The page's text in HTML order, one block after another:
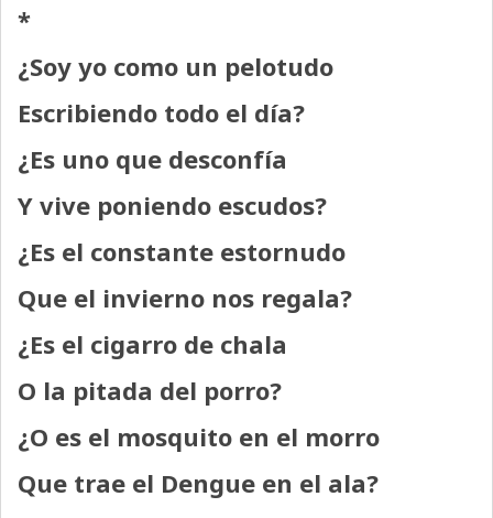
*
¿Soy yo como un pelotudo
Escribiendo todo el día?
¿Es uno que desconfía
Y vive poniendo escudos?
¿Es el constante estornudo
Que el invierno nos regala?
¿Es el cigarro de chala
O la pitada del porro?
¿O es el mosquito en el morro
Que trae el Dengue en el ala?